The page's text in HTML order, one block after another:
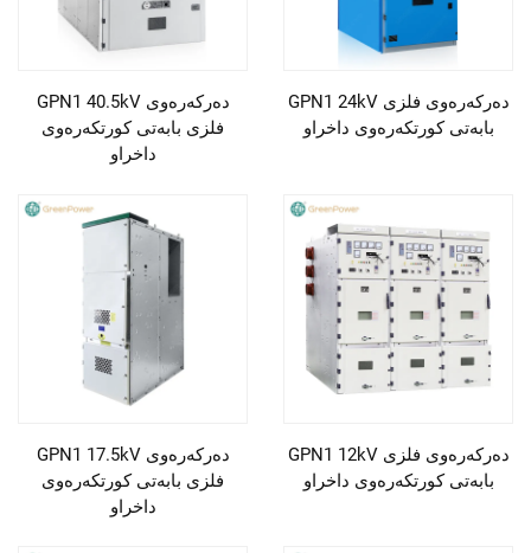
Li Ser Nivîsain
GPN1 40.5kV دەركەرەوى
فلزى بابەتى كورتكەرەوى
داخراو
GPN1 24kV دەركەرەوى فلزى
بابەتى كورتكەرەوى داخراو
GPN1 17.5kV دەركەرەوى
فلزى بابەتى كورتكەرەوى
داخراو
GPN1 12kV دەركەرەوى فلزى
بابەتى كورتكەرەوى داخراو